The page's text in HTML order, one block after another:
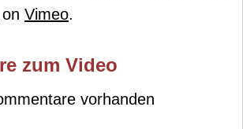
on Vimeo.
zum Video
vorhanden